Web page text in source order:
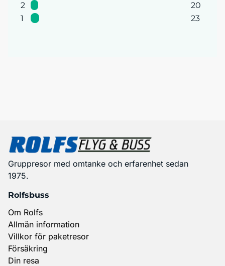
2
20
1
23
Gruppresor med omtanke och erfarenhet sedan
1975.
Rolfsbuss
Om Rolfs
Allmän information
Villkor för paketresor
Försäkring
Din resa